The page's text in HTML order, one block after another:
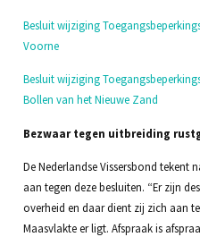
Besluit wijziging
Voorne
Besluit wijziging
Bollen van het Nieuwe Zand
Bezwaar tegen uitbreiding
De Nederlandse Vissersbond tekent
aan tegen deze besluiten. “Er zijn
overheid en daar dient zij zich aan
Maasvlakte er ligt. Afspraak is